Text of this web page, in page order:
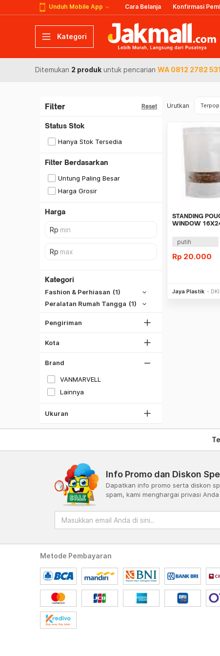
Unduh Mobile App Cara Belanja Konfirmasi
Kategori
Ditemukan 2 produk untuk pencarian WA 0812 2782
Filter Reset
Status Stok
Hanya Stok Tersedia
Filter Berdasarkan
Untung Paling Besar
Harga Grosir
Harga
Kategori
Fashion & Perhiasan (1)
Peralatan Rumah Tangga (1)
Pengiriman
Lihat Semua
Kota
DKI Jakarta
Tangerang
Bekasi
Bogor
Lihat Semua
Brand
VANMARVELL
Lainnya
Ukuran
XXL
Urutkan
STANDING
WINDOW
putih
Rp 20.000
Jaya Plastik
Info Promo dan Diskon
Dapatkan info promo serta diskon
spam, kami menghargai privasi Anda
Metode Pembayaran